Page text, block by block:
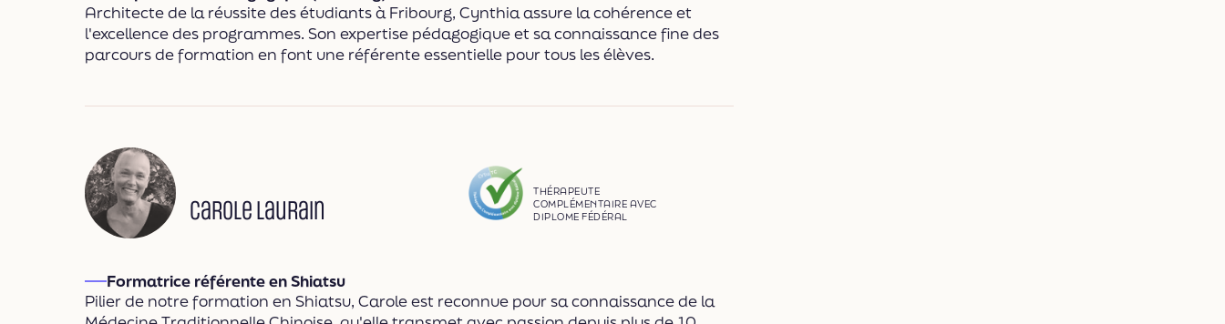
Architecte de la réussite des étudiants à Fribourg, Cynthia assure la cohérence et
l'excellence des programmes. Son expertise pédagogique et sa connaissance fine des
parcours de formation en font une référente essentielle pour tous les élèves.
Carole Laurain
THÉRAPEUTE
COMPLÉMENTAIRE AVEC
DIPLOME FÉDÉRAL
Formatrice référente en Shiatsu
Pilier de notre formation en Shiatsu, Carole est reconnue pour sa connaissance de la